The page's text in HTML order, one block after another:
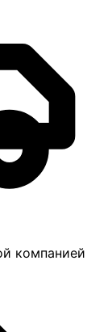
компанией